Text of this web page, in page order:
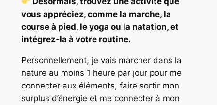
vous appréciez, comme la marche, la
course à pied, le yoga ou la natation, et
intégrez-la à votre routine.
Personnellement, je vais marcher dans la
nature au moins 1 heure par jour pour me
connecter aux éléments, faire sortir mon
surplus d’énergie et me connecter à mon